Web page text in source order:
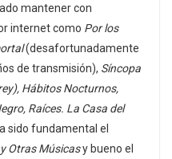
mantener con
internet como Por los
(desafortunadamente
de transmisión), Síncopa
Hábitos Nocturnos,
Raíces. La Casa del
sido fundamental el
Otras Músicasy bueno el